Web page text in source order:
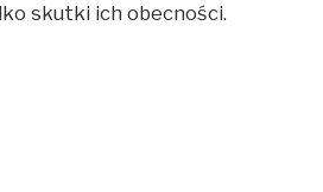
skutki ich obecności.